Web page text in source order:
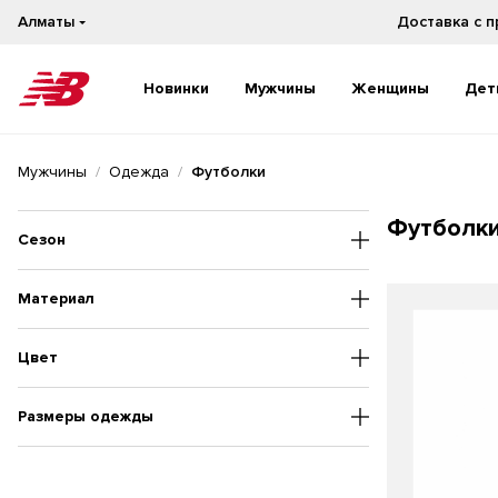
Алматы
Новинки Мужчины
Бестселлеры
Женщины
Бестселлеры
Мужчины Одежда Футболки
Сезон
Материал
Цвет
Размеры одежды